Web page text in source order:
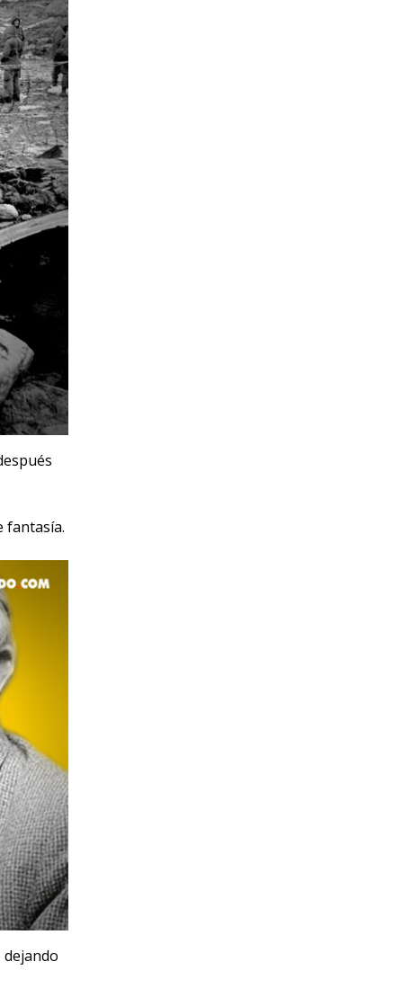
fantasía.